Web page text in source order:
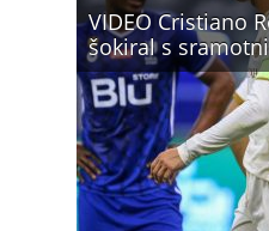
VIDEO Cristiano
šokiral s